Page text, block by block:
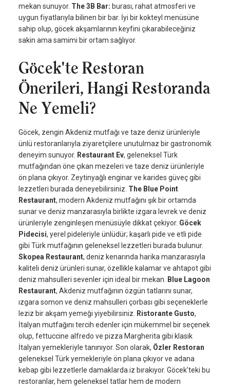
mekan sunuyor. The 3B Bar: burası, rahat atmosferi ve
uygun fiyatlarıyla bilinen bir bar. İyi bir kokteyl menüsüne
sahip olup, göcek akşamlarının keyfini çıkarabileceğiniz
sakin ama samimi bir ortam sağlıyor.
Göcek'te Restoran
Önerileri, Hangi Restoranda
Ne Yemeli?
Göcek, zengin Akdeniz mutfağı ve taze deniz ürünleriyle
ünlü restoranlarıyla ziyaretçilere unutulmaz bir gastronomik
deneyim sunuyor. Restaurant Ev, geleneksel Türk
mutfağından öne çıkan mezeleri ve taze deniz ürünleriyle
ön plana çıkıyor. Zeytinyağlı enginar ve karides güveç gibi
lezzetleri burada deneyebilirsiniz. The Blue Point
Restaurant, modern Akdeniz mutfağını şık bir ortamda
sunar ve deniz manzarasıyla birlikte izgara levrek ve deniz
ürünleriyle zenginleşen menüsüyle dikkat çekiyor. Göcek
Pidecisi, yerel pideleriyle ünlüdür; kaşarlı pide ve etli pide
gibi Türk mutfağının geleneksel lezzetleri burada bulunur.
Skopea Restaurant, deniz kenarında harika manzarasıyla
kaliteli deniz ürünleri sunar, özellikle kalamar ve ahtapot gibi
deniz mahsulleri sevenler için ideal bir mekan. Blue Lagoon
Restaurant, Akdeniz mutfağının özgün tatlarını sunar,
ızgara somon ve deniz mahsulleri çorbası gibi seçeneklerle
leziz bir akşam yemeği yiyebilirsiniz. Ristorante Gusto,
İtalyan mutfağını tercih edenler için mükemmel bir seçenek
olup, fettuccine alfredo ve pizza Margherita gibi klasik
İtalyan yemekleriyle tanınıyor. Son olarak, Özler Restoran
geleneksel Türk yemekleriyle ön plana çıkıyor ve adana
kebap gibi lezzetlerle damaklarda iz bırakıyor. Göcek’teki bu
restoranlar, hem geleneksel tatlar hem de modern